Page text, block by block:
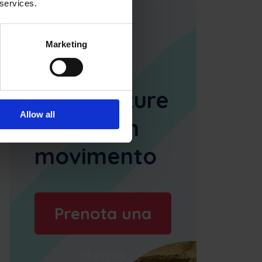
Marketing
Allow all
Gestione
delle
attrezzature
pesanti in
movimento
Prenota una